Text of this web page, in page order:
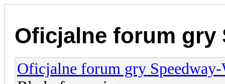
Oficjalne forum gry
Oficjalne forum gry